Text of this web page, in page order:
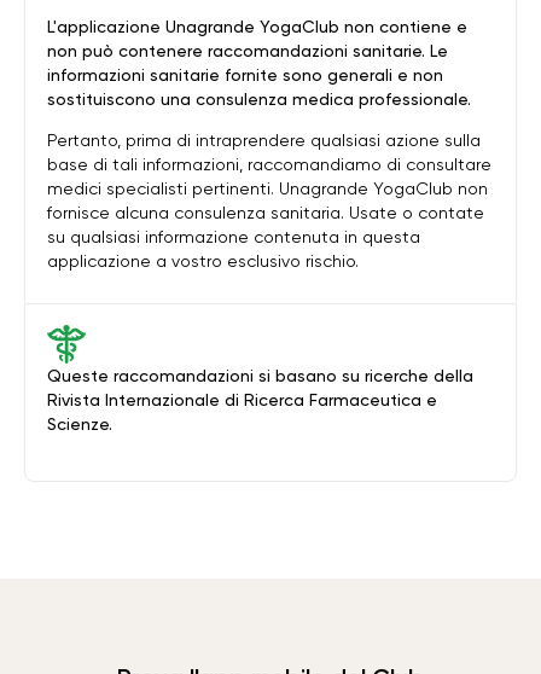
Queste raccomandazioni si basano su ricerche della
Rivista Internazionale di Ricerca Farmaceutica e
Scienze.
L'applicazione Unagrande YogaClub non contiene e
non può contenere raccomandazioni sanitarie. Le
informazioni sanitarie fornite sono generali e non
sostituiscono una consulenza medica professionale.
Pertanto, prima di intraprendere qualsiasi azione sulla
base di tali informazioni, raccomandiamo di consultare
medici specialisti pertinenti. Unagrande YogaClub non
fornisce alcuna consulenza sanitaria. Usate o contate
su qualsiasi informazione contenuta in questa
applicazione a vostro esclusivo rischio.